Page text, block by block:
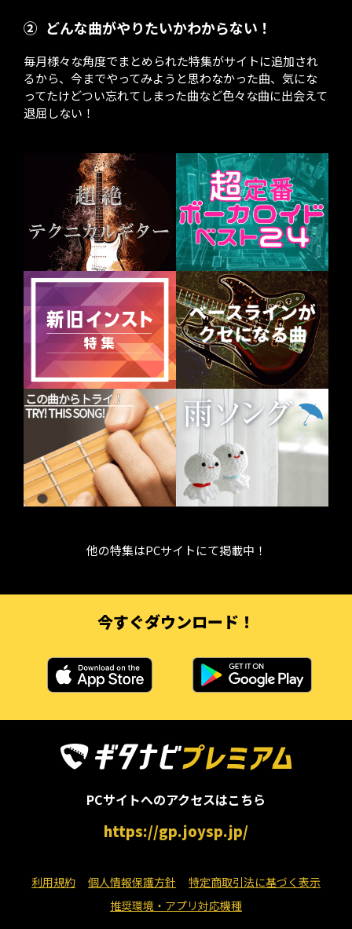
② どんな曲がやりたいかわからない！
毎月様々な角度でまとめられた特集がサイトに追加され
るから、今までやってみようと思わなかった曲、気にな
ってたけどつい忘れてしまった曲など色々な曲に出会えて
退屈しない！
他の特集はPCサイトにて掲載中！
今すぐダウンロード！
PCサイトへのアクセスはこちら
https://gp.joysp.jp/
利用規約 個人情報保護方針
特定商取引法に基づく表示
推奨環境・アプリ対応機種